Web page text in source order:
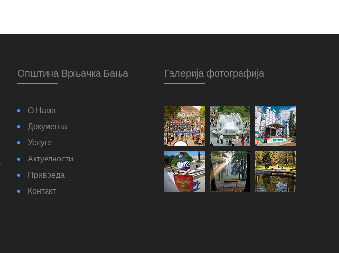
Општина Врњачка Бања
О Нама
Документа
Услуге
Актуелности
Привреда
Контакт
Галерија фотографија